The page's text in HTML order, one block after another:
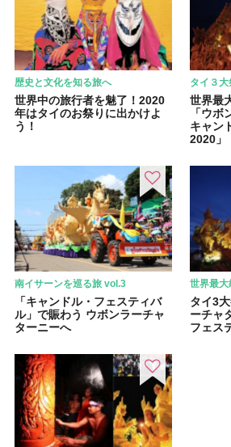
歴史と文化を知る旅へ
世界中の旅行者を魅了！2020
年はタイのお祭りに出かけよ
う！
タイ３
世界最
「ウボ
キャン
2020」
南イサーンを巡る旅 vol.3
「キャンドル・フェスティバ
ル」で賑わう ウボンラーチャ
ターニーへ
世界最大
タイ3
ーチャ
フェス